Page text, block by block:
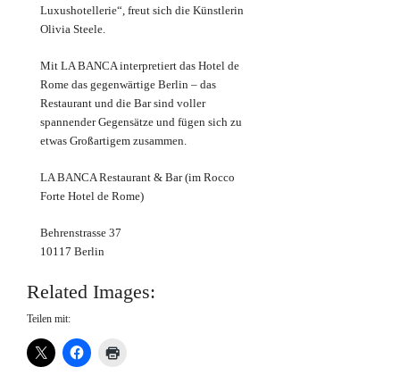
Luxushotellerie“, freut sich die Künstlerin
Olivia Steele.
Mit LA BANCA interpretiert das Hotel de
Rome das gegenwärtige Berlin – das
Restaurant und die Bar sind voller
spannender Gegensätze und fügen sich zu
etwas Großartigem zusammen.
LA BANCA Restaurant & Bar (im Rocco
Forte Hotel de Rome)
Behrenstrasse 37
10117 Berlin
Related Images:
Teilen mit: